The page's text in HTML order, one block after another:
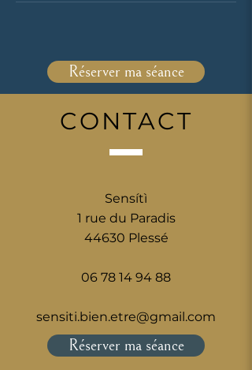
Réserver ma séance
CONTACT
Sensítì
1 rue du Paradis
44630 Plessé
06 78 14 94 88
sensiti.bien.etre@gmail.com
Réserver ma séance